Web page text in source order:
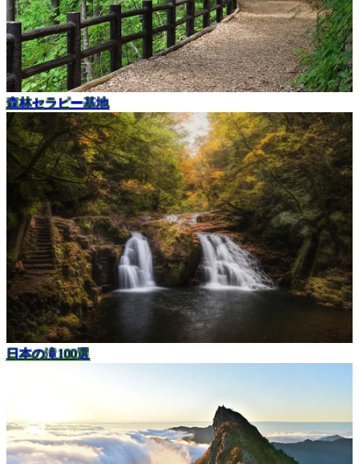
森林セラピー基地
日本の滝100選